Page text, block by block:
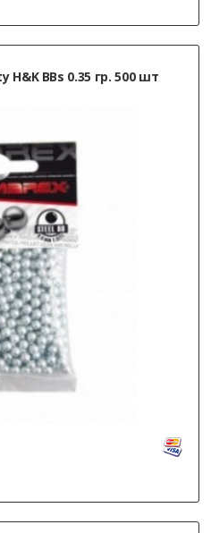
BBs 0.35 гр. 500 шт